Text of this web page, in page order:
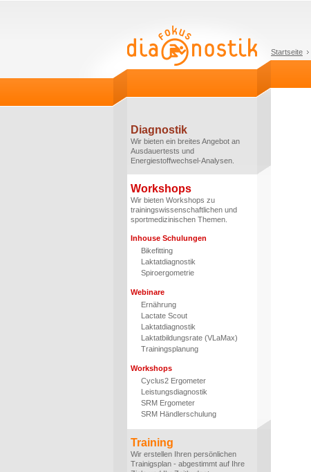
Startseite
Diagnostik
Wir bieten ein breites Angebot an
Ausdauertests und
Energiestoffwechsel-Analysen.
Workshops
Wir bieten Workshops zu
trainingswissenschaftlichen und
sportmedizinischen Themen.
Inhouse Schulungen
Bikefitting
Laktatdiagnostik
Spiroergometrie
Webinare
Ernährung
Lactate Scout
Laktatdiagnostik
Laktatbildungsrate (VLaMax)
Trainingsplanung
Workshops
Cyclus2 Ergometer
Leistungsdiagnostik
SRM Ergometer
SRM Händlerschulung
Training
Wir erstellen Ihren persönlichen
Trainigsplan - abgestimmt auf Ihre